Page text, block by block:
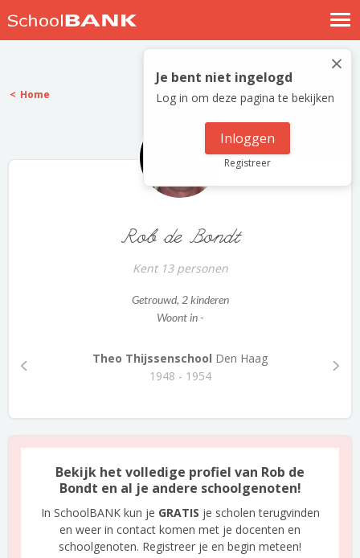
Nostalgische verhalen
Log in
Meld je gratis aan
×
Je bent niet ingelogd
Log in om deze pagina te bekijken
Inloggen
Registreer
Home
Rob de Bondt
Kent 13 personen
Getrouwd, 2 kinderen
Woont in -
Theo Thijssenschool Den Haag
1948 - 1954
Bekijk het volledige profiel van Rob de
Bondt en al je andere schoolgenoten!
In SchoolBANK kun je GRATIS je scholen terugvinden
en weer in contact komen met je docenten en
schoolgenoten. Registreer je en begin meteen!